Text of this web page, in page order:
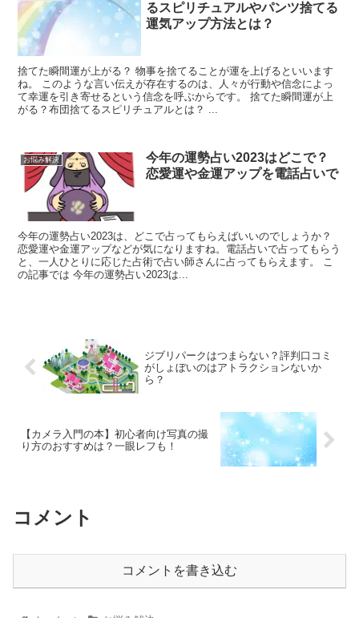
るスピリチュアルやパンツ捨てる
運気アップ方法とは？
捨てた瞬間運が上がる？ 物事を捨てることが運を上げるといいます
ね。 このような言い伝えが存在するのは、人々が行動や信念によっ
て幸運を引き寄せるという信念を呼ぶからです。 捨てた瞬間運が上
がる？布団捨てるスピリチュアルとは？ ...
お悩み解決
今年の運勢占い2023はどこで？
恋愛運や金運アップを電話占いで
今年の運勢占い2023は、どこで占ってもらえばいいのでしょうか？
恋愛運や金運アップなどが気になりますね。電話占いで占ってもらう
と、一人ひとりに応じた占術で占い師さんに占ってもらえます。 こ
の記事では 今年の運勢占い2023は...
ジブリパークはつまらない？評判口コミ
がしょぼいのはアトラクションないか
ら？
【カメラ入門の本】初心者向け写真の撮
り方のおすすめは？一眼レフも！
コメント
コメントを書き込む